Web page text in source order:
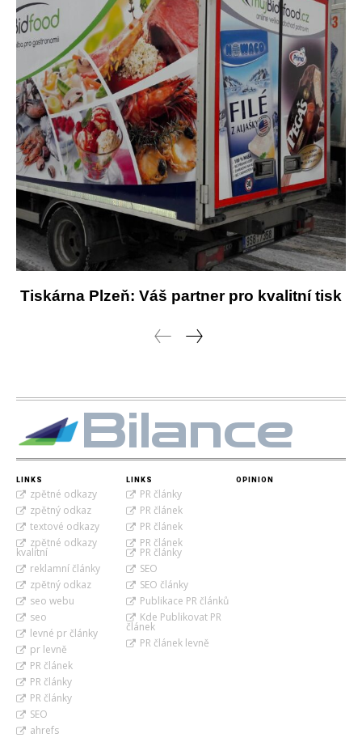
Tiskárna Plzeň: Váš partner pro kvalitní tisk
Bilance
LINKS
zpětné odkazy
zpětný odkaz
textové odkazy
zpětné odkazy
kvalitní
reklamní články
zpětný odkaz
seo webu
seo
levné pr články
pr levně
PR článek
PR články
PR články
SEO
ahrefs
LINKS
PR články
PR článek
PR článek
PR článek
PR články
SEO
SEO články
Publikace PR článků
Kde Publikovat PR
článek
PR článek levně
OPINION